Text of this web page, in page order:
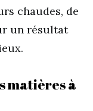
chaudes, de
un résultat
matières à